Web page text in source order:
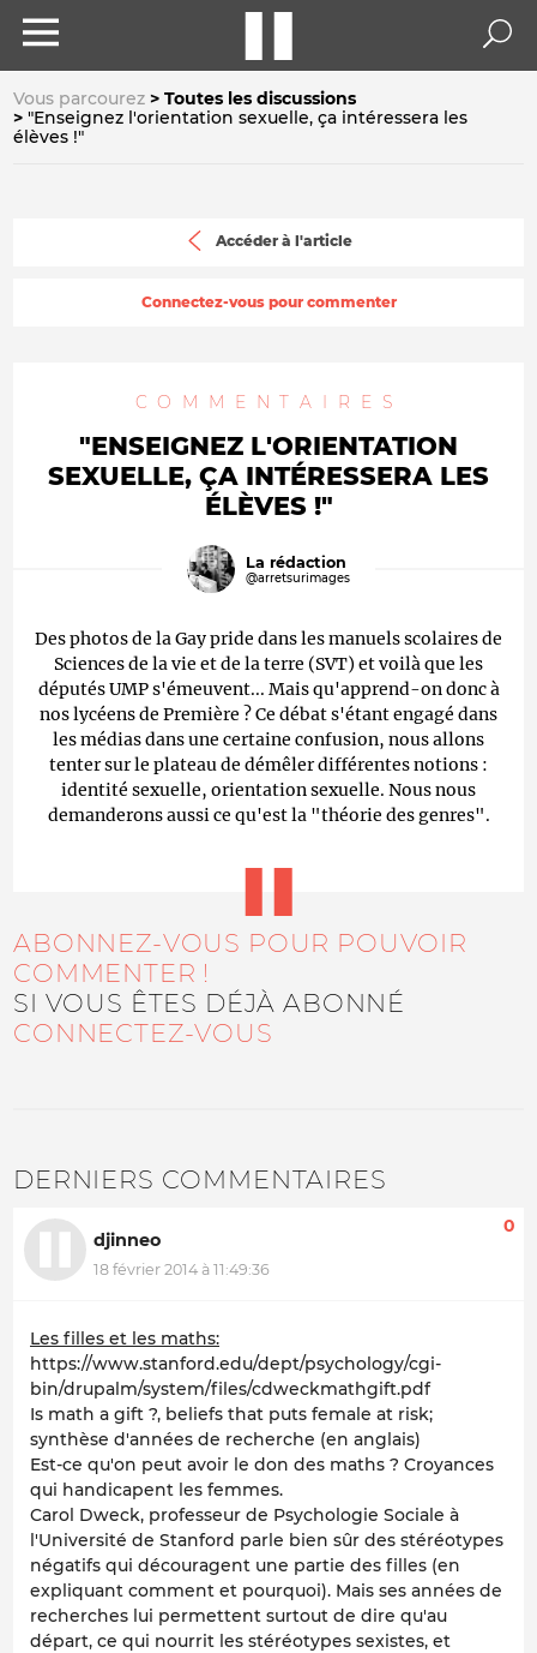
Vous parcourez
Toutes les discussions
"Enseignez l'orientation sexuelle, ça intéressera les
élèves !"
Accéder à l'article
Connectez-vous pour commenter
COMMENTAIRES
"ENSEIGNEZ L'ORIENTATION
SEXUELLE, ÇA INTÉRESSERA LES
ÉLÈVES !"
La rédaction
@arretsurimages
Des photos de la Gay pride dans les manuels scolaires de
Sciences de la vie et de la terre (SVT) et voilà que les
députés UMP s'émeuvent... Mais qu'apprend-on donc à
nos lycéens de Première ? Ce débat s'étant engagé dans
les médias dans une certaine confusion, nous allons
tenter sur le plateau de démêler différentes notions :
identité sexuelle, orientation sexuelle. Nous nous
demanderons aussi ce qu'est la "théorie des genres".
ABONNEZ-VOUS POUR POUVOIR
COMMENTER !
SI VOUS ÊTES DÉJÀ ABONNÉ
CONNECTEZ-VOUS
DERNIERS COMMENTAIRES
djinneo
18 février 2014 à 11:49:36
0
Les filles et les maths:
https://www.stanford.edu/dept/psychology/cgi-
bin/drupalm/system/files/cdweckmathgift.pdf
Is math a gift ?, beliefs that puts female at risk;
synthèse d'années de recherche (en anglais)
Est-ce qu'on peut avoir le don des maths ? Croyances
qui handicapent les femmes.
Carol Dweck, professeur de Psychologie Sociale à
l'Université de Stanford parle bien sûr des stéréotypes
négatifs qui découragent une partie des filles (en
expliquant comment et pourquoi). Mais ses années de
recherches lui permettent surtout de dire qu'au
départ, ce qui nourrit les stéréotypes sexistes, et